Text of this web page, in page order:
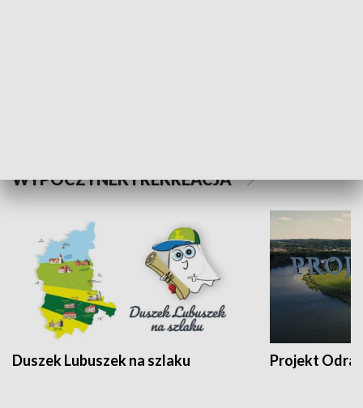
WYPOCZYNEK I REKREACJA
Duszek Lubuszek na szlaku Projekt Odra